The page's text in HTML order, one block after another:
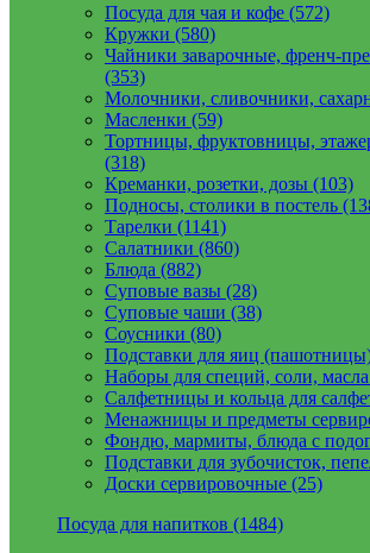
Посуда для чая и кофе (572)
Кружки (580)
Чайники заварочные, френч-
(353)
Молочники, сливочники,
Масленки (59)
Тортницы, фруктовницы,
(318)
Креманки, розетки, дозы (103)
Подносы, столики в постель
Тарелки (1141)
Салатники (860)
Блюда (882)
Суповые вазы (28)
Суповые чаши (38)
Соусники (80)
Подставки для яиц
Наборы для специй, соли,
Салфетницы и кольца для
Менажницы и предметы
Фондю, мармиты, блюда с
Подставки для зубочисток,
Доски сервировочные (25)
Посуда для напитков (1484)